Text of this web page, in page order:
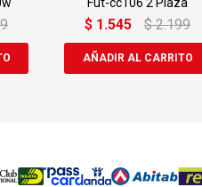
$ 1.545 $ 2.199